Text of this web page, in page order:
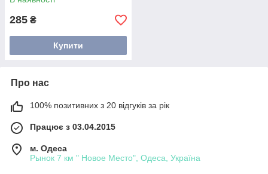
285 ₴
Купити
Про нас
100% позитивних з 20 відгуків за рік
Працює з 03.04.2015
м. Одеса
Рынок 7 км " Новое Место", Одеса, Україна